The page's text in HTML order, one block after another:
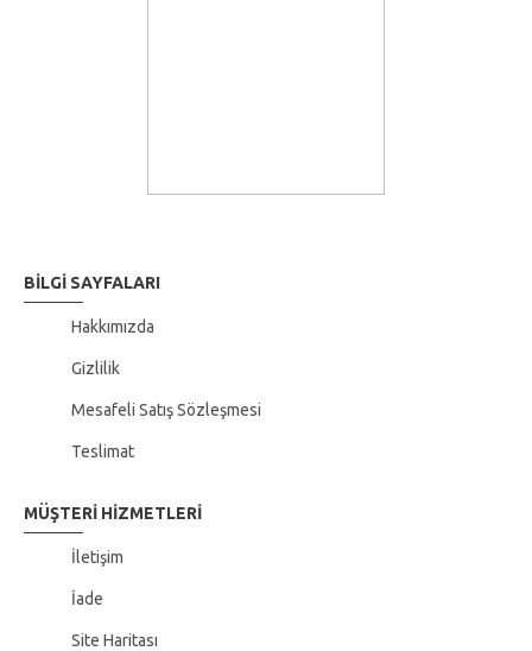
BILGI SAYFALARI
Hakkımızda
Gizlilik
Mesafeli Satış Sözleşmesi
Teslimat
MÜŞTERI HIZMETLERI
İletişim
İade
Site Haritası